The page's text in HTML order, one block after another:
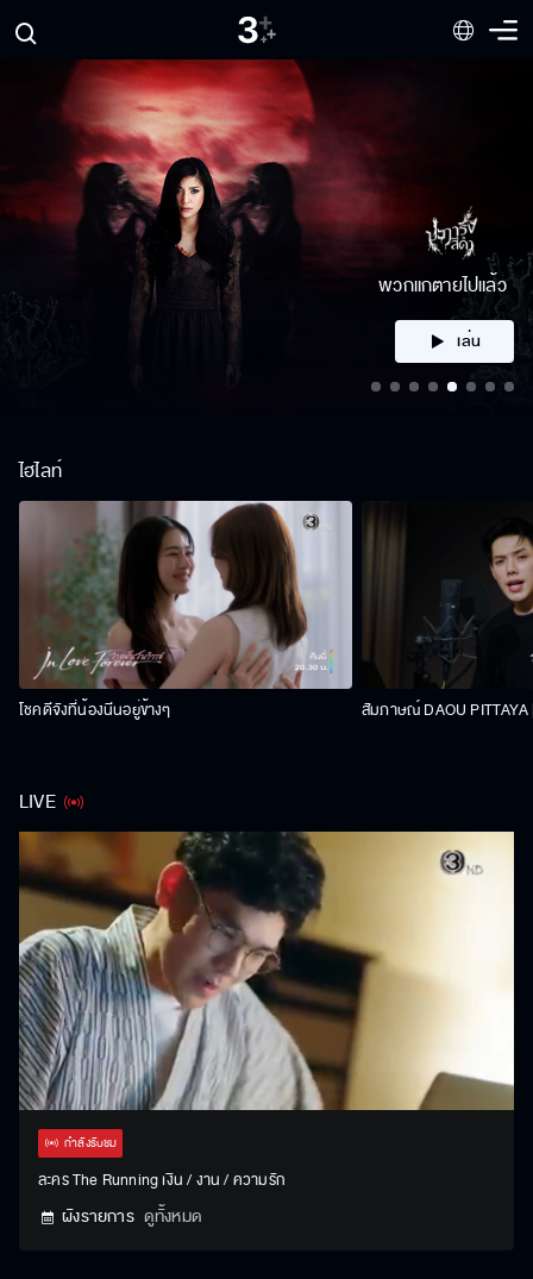
คลิก
ไฮไลท์
โชคดีจังที่น้องนีนอยู่ข้างๆ สัมภาษณ์ DAOU PITTAYA
LIVE
UnmuteStream
กำลังรับชม
ละคร The Running เงิน / งาน / ความรัก
ผังรายการ ดูทั้งหมด